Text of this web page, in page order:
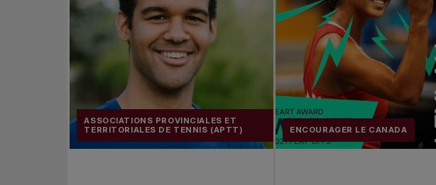
ASSOCIATIONS PROVINCIALES ET
TERRITORIALES DE TENNIS (APTT)
ENCOURAGER LE CANADA